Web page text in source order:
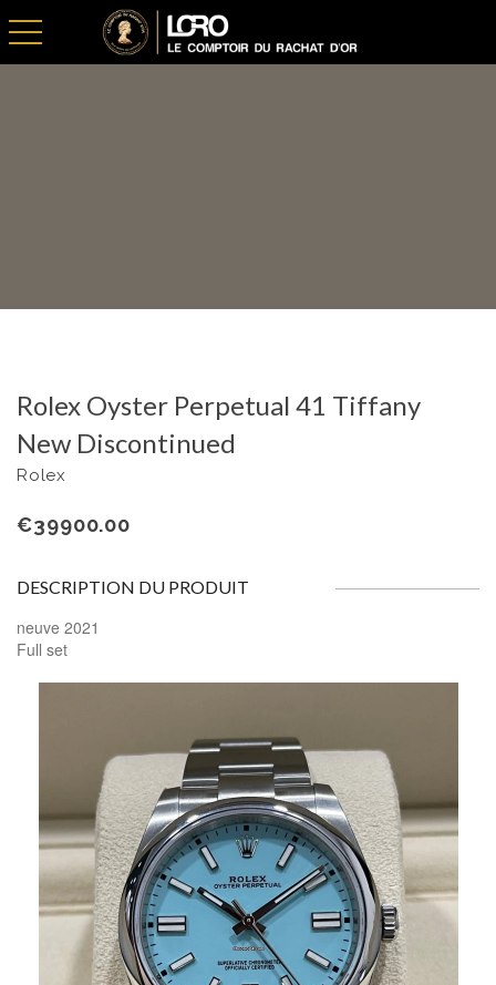
toggle navigation
Rolex Oyster Perpetual 41 Tiffany
New Discontinued
Rolex
€39900.00
DESCRIPTION DU PRODUIT
neuve 2021
Full set